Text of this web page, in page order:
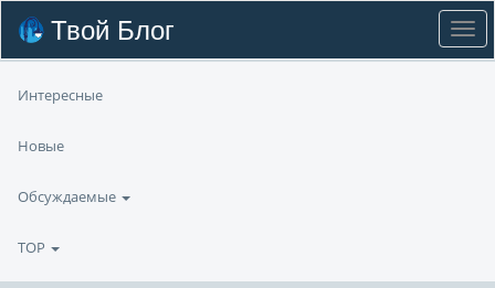
Твой Блог
Интересные
Новые
Обсуждаемые
TOP